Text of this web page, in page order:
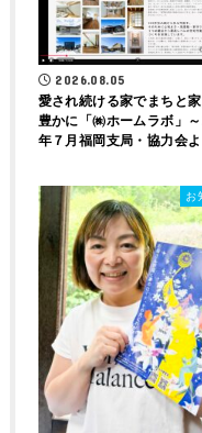
2026.08.05
愛され続ける家でまちと
豊かに「㈱ホームラボ」
年７月福岡支局・協力会よ
お